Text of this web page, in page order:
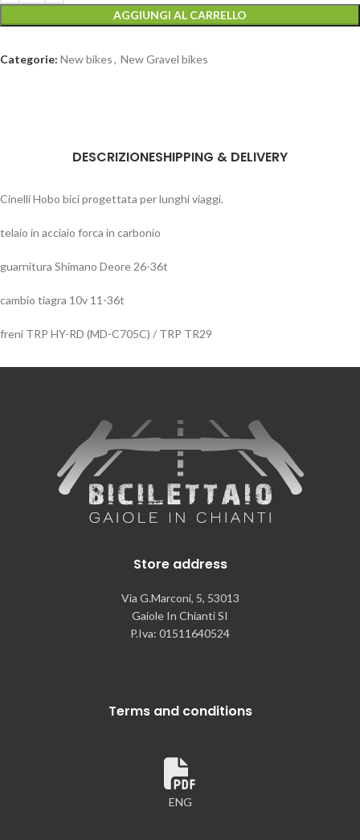
AGGIUNGI AL CARRELLO
Categorie: New bikes, New Gravel bikes
DESCRIZIONESHIPPING & DELIVERY
Cinelli Hobo bici progettata per lunghi viaggi.
telaio in acciaio forca in carbonio
guarnitura Shimano Deore 26-36t
cambio tiagra 10v 11-36t
freni TRP HY-RD (MD-C705C) / TRP TR29
Store address
Via G.Marconi, 5, 53013
Gaiole In Chianti SI
P.Iva: 01511640524
Terms and conditions
ENG